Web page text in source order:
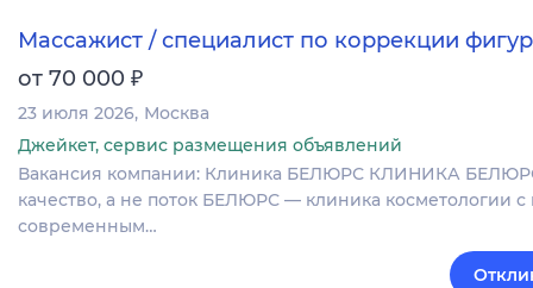
Массажист / специалист по коррекции
от 70 000 ₽
23 июля 2026 Москва
Джейкет, сервис размещения объявлений
Вакансия компании: Клиника БЕЛЮРС КЛИНИКА БЕЛЮРС
качество, а не поток БЕЛЮРС — клиника косметологии
современным…